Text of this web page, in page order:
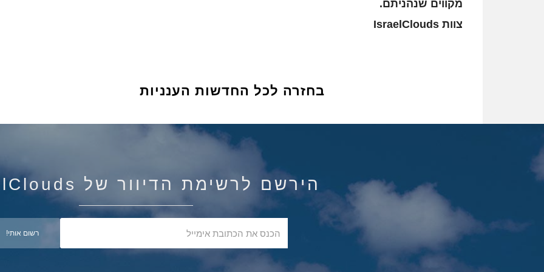
מקווים שנהניתם.
צוות IsraelClouds
בחזרה לכל החדשות הענניות
הירשם לרשימת הדיוור של IsraelClouds